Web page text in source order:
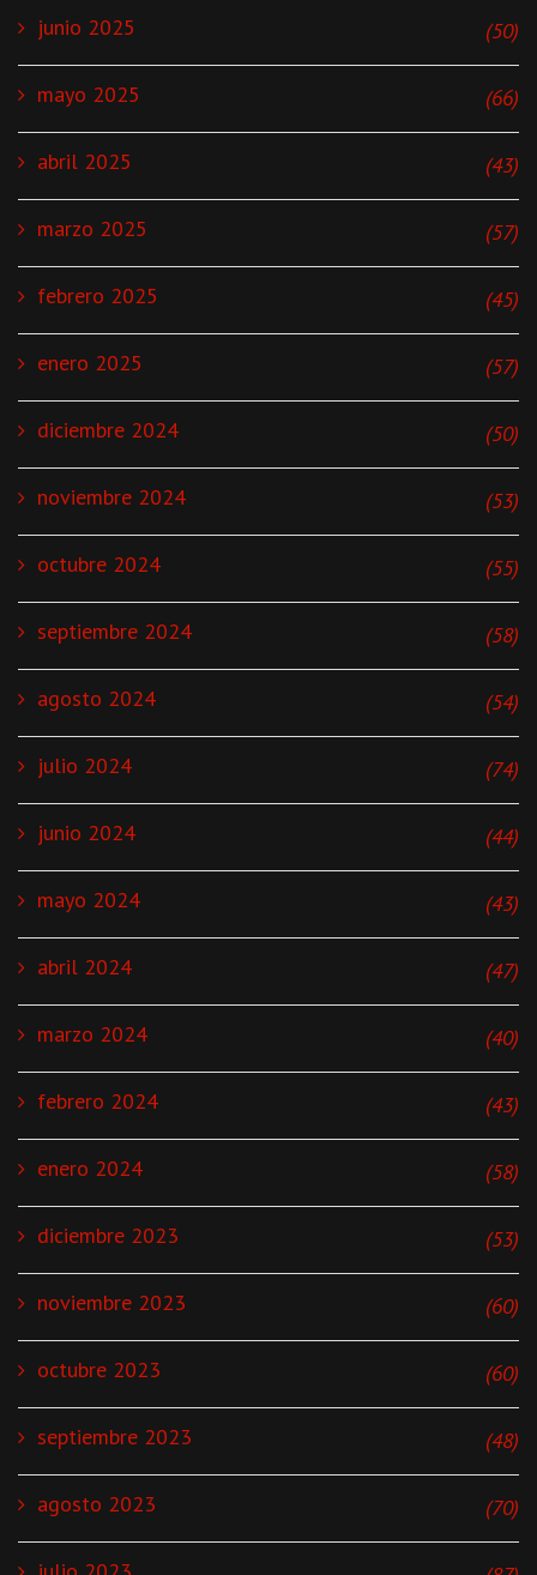
junio 2025 (50)
mayo 2025 (66)
abril 2025 (43)
marzo 2025 (57)
febrero 2025 (45)
enero 2025 (57)
diciembre 2024 (50)
noviembre 2024 (53)
octubre 2024 (55)
septiembre 2024 (58)
agosto 2024 (54)
julio 2024 (74)
junio 2024 (44)
mayo 2024 (43)
abril 2024 (47)
marzo 2024 (40)
febrero 2024 (43)
enero 2024 (58)
diciembre 2023 (53)
noviembre 2023 (60)
octubre 2023 (60)
septiembre 2023 (48)
agosto 2023 (70)